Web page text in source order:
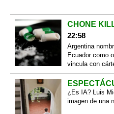
CHONE
22:58
Argentina
Ecuador como
vincula con
¿Es IA? Luis
imagen de una